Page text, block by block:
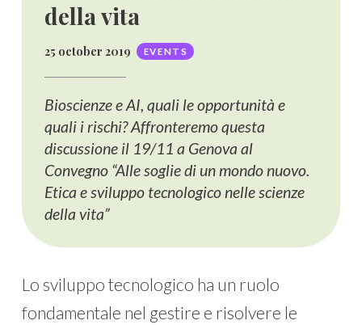
della vita
25 october 2019 EVENTS
Bioscienze e AI, quali le opportunità e
quali i rischi? Affronteremo questa
discussione il 19/11 a Genova al
Convegno “Alle soglie di un mondo nuovo.
Etica e sviluppo tecnologico nelle scienze
della vita”
Lo sviluppo tecnologico ha un ruolo
fondamentale nel gestire e risolvere le